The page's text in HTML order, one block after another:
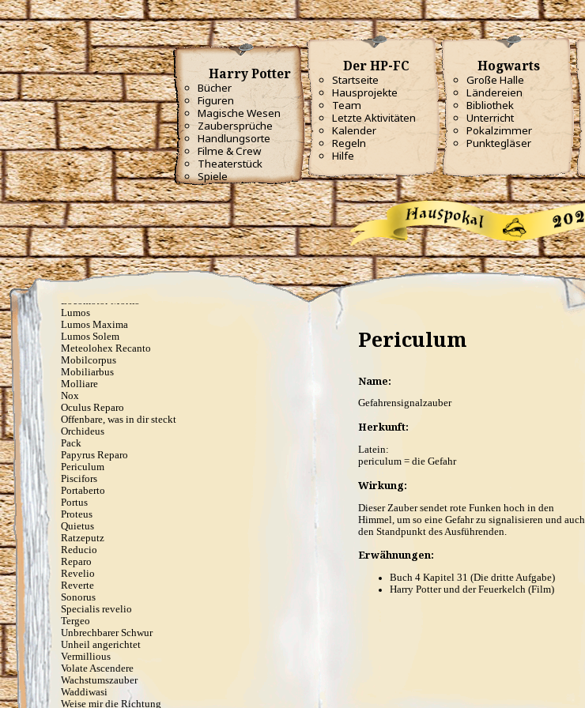
Harry Potter
Bücher
Figuren
Magische Wesen
Zaubersprüche
Handlungsorte
Filme & Crew
Theaterstück
Spiele
Der HP-FC
Startseite
Hausprojekte
Team
Letzte Aktivitäten
Kalender
Regeln
Hilfe
Hogwarts
Große Halle
Ländereien
Bibliothek
Unterricht
Pokalzimmer
Punktegläser
Dissendium
Eidotter, Gänsekraut und Sonnenschein, gelb soll
diese fette Ratte sein
Elasto (orig. Spongify)
Engorgio
Entschleime
Epoximise
Erecto
Evanesco
Felifors
Feraverto
Finestra
Flagrate
Flintifors
Geminio
Glisseo
Harmonia Nectere Passus
Hellblaue Flämmchen
Herbivicus
Ich schwöre feierlich, dass ich ein Tunichtgut bin
Impervius
Incendio
Kopfblasenzauber
Lapifors
Locomotor Mortis
Lumos
Lumos Maxima
Lumos Solem
Meteolohex Recanto
Mobilcorpus
Mobiliarbus
Molliare
Nox
Oculus Reparo
Offenbare, was in dir steckt
Orchideus
Pack
Papyrus Reparo
Periculum
Piscifors
Portaberto
Portus
Proteus
Quietus
Ratzeputz
Reducio
Reparo
Revelio
Reverte
Sonorus
Specialis revelio
Tergeo
Unbrechbarer Schwur
Unheil angerichtet
Vermillious
Volate Ascendere
Wachstumszauber
Waddiwasi
Weise mir die Richtung
Periculum
Name:
Gefahrensignalzauber
Herkunft:
Latein:
periculum = die Gefahr
Wirkung:
Dieser Zauber sendet rote Funken hoch in den
Himmel, um so eine Gefahr zu signalisieren und auch
den Standpunkt des Ausführenden.
Erwähnungen:
Buch 4 Kapitel 31 (Die dritte Aufgabe)
Harry Potter und der Feuerkelch (Film)